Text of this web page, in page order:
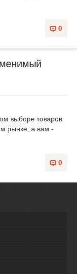
0
выборе товаров
рынке, а вам -
0